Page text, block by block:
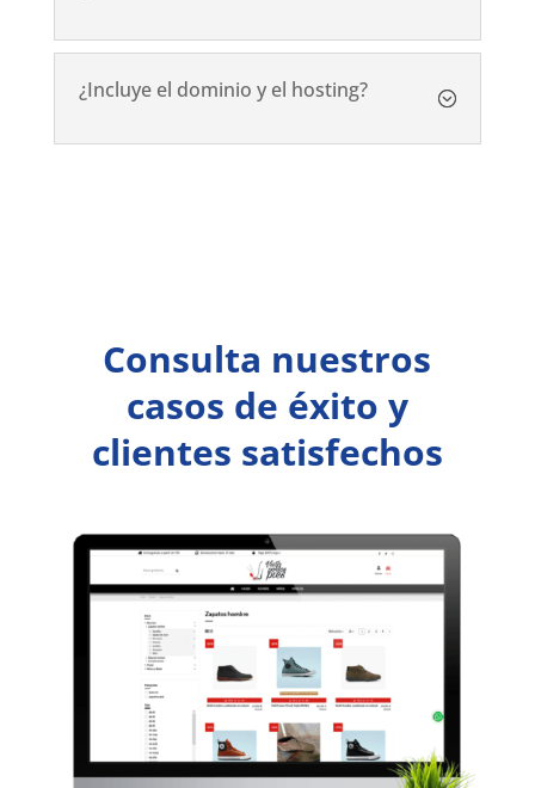
¿Incluye el dominio y el hosting?
Consulta nuestros
casos de éxito y
clientes satisfechos